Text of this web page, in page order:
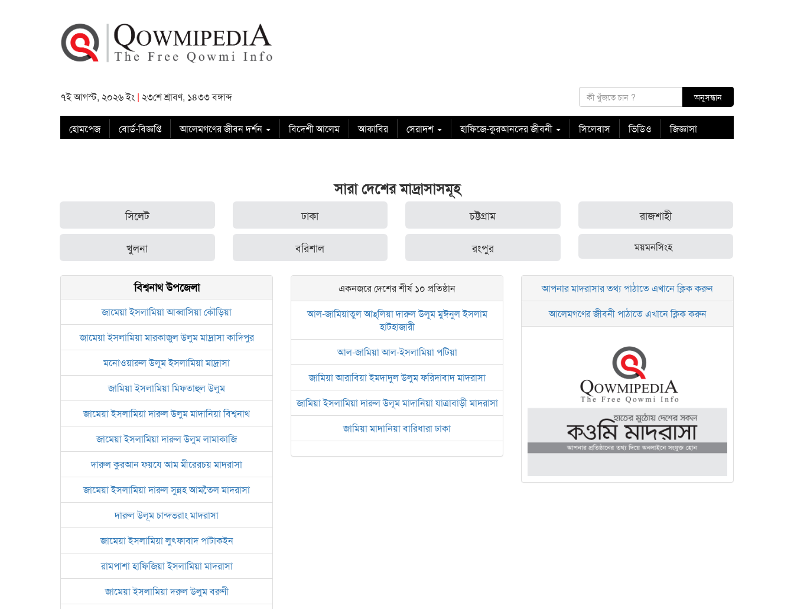
৭ই আগস্ট, ২০২৬ ইং | ২৩শে শ্রাবণ, ১৪৩৩ বঙ্গাব্দ
হোমপেজ বোর্ড-বিজ্ঞপ্তি আলেমগণের জীবন দর্শন বিদেশী আলেম আকাবির সেরাদশ হাফিজে-কুরআনদের জীবনী সিলেবাস ভিডিও জিজ্ঞাসা
সারা দেশের মাদ্রাসাসমূহ
সিলেট ঢাকা চট্টগ্রাম রাজশাহী
খুলনা বরিশাল রংপুর ময়মনসিংহ
বিশ্বনাথ উপজেলা
জামেয়া ইসলামিয়া আব্বাসিয়া কৌড়িয়া
জামেয়া ইসলামিয়া মারকাজুল উলুম মাদ্রাসা কাদিপুর
মনোওয়ারুল উলূম ইসলামিয়া মাদ্রাসা
জামিয়া ইসলামিয়া মিফতাহুল উলুম
জামেয়া ইসলামিয়া দারুল উলুম মাদানিয়া বিশ্বনাথ
জামেয়া ইসলামিয়া দারুল উলুম লামাকাজি
দারুল কুরআন ফয়যে আম মীরেরচয় মাদরাসা
জামেয়া ইসলামিয়া দারুল সুন্নহ আমতৈল মাদরাসা
দারুল উলূম চান্দভরাং মাদরাসা
জামেয়া ইসলামিয়া লুৎফাবাদ পাটাকইন
রামপাশা হাফিজিয়া ইসলামিয়া মাদরাসা
জামেয়া ইসলামিয়া দরুল উলুম বরুণী
একনজরে দেশের শীর্ষ ১০ প্রতিষ্ঠান
আল-জামিয়াতুল আহ্‌লিয়া দারুল উলূম মুঈনুল ইসলাম
হাটহাজারী
আল-জামিয়া আল-ইসলামিয়া পটিয়া
জামিয়া আরাবিয়া ইমদাদুল উলুম ফরিদাবাদ মাদরাসা
জামিয়া ইসলামিয়া দারুল উলূম মাদানিয়া যাত্রাবাড়ী মাদরাসা
জামিয়া মাদানিয়া বারিধারা ঢাকা
আল জামিয়াতুল আরবিয়া নছিরুল ইসলাম নাজিরহাট
আপনার মাদরাসার তথ্য পাঠাতে এখানে ক্লিক করুন
আলেমগণের জীবনী পাঠাতে এখানে ক্লিক করুন